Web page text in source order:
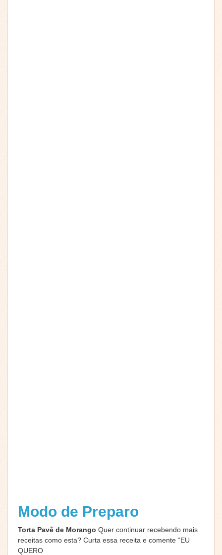
Modo de Preparo
Torta Pavê de Morango Quer continuar recebendo mais
receitas como esta? Curta essa receita e comente “EU
QUERO